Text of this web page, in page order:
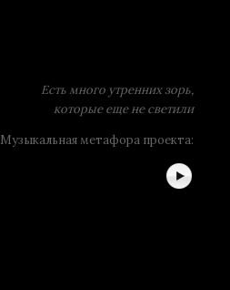
Есть много утренних зорь,
которые еще не светили
Музыкальная метафора проекта: